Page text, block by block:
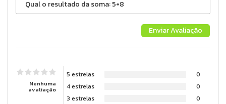
Nenhuma
avaliação
5 estrelas
0
4 estrelas
0
3 estrelas
0